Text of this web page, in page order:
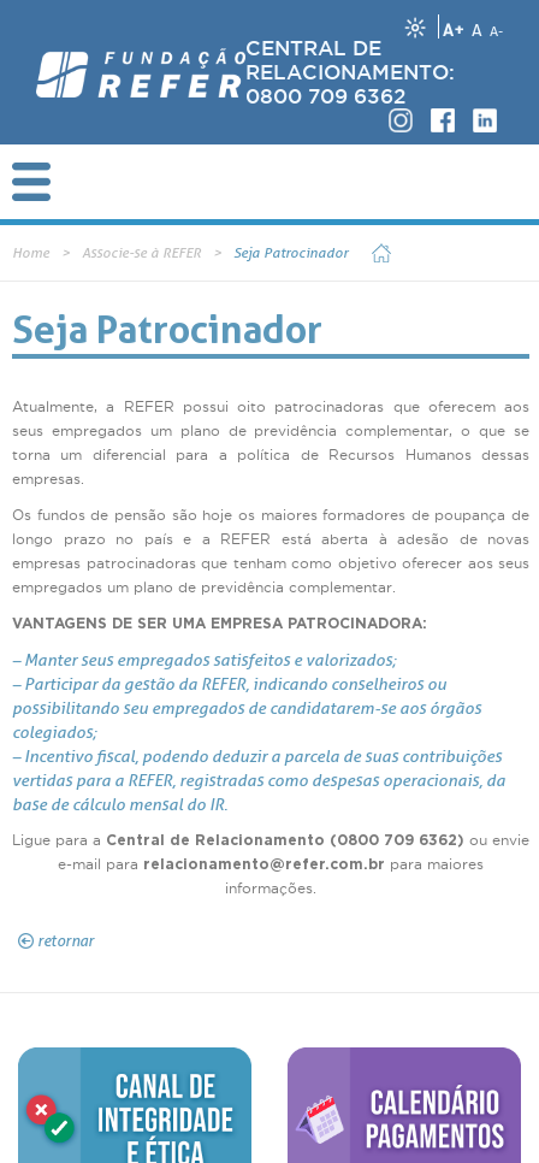
A+ A A-
CENTRAL DE
RELACIONAMENTO:
0800 709 6362
Home Associe-se à REFER Seja Patrocinador
Seja Patrocinador
Atualmente, a REFER possui oito patrocinadoras que oferecem aos
seus empregados um plano de previdência complementar, o que se
torna um diferencial para a política de Recursos Humanos dessas
empresas.
Os fundos de pensão são hoje os maiores formadores de poupança de
longo prazo no país e a REFER está aberta à adesão de novas
empresas patrocinadoras que tenham como objetivo oferecer aos seus
empregados um plano de previdência complementar.
VANTAGENS DE SER UMA EMPRESA PATROCINADORA:
– Manter seus empregados satisfeitos e valorizados;
– Participar da gestão da REFER, indicando conselheiros ou
possibilitando seu empregados de candidatarem-se aos órgãos
colegiados;
– Incentivo fiscal, podendo deduzir a parcela de suas contribuições
vertidas para a REFER, registradas como despesas operacionais, da
base de cálculo mensal do IR.
Ligue para a Central de Relacionamento (0800 709 6362) ou envie
e-mail para relacionamento@refer.com.br para maiores
informações.
retornar